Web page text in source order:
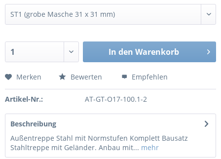
In den Warenkorb
Merken Bewerten Empfehlen
Artikel-Nr.: AT-GT-O17-100.1-2
Beschreibung
Außentreppe Stahl mit Normstufen Komplett Bausatz
Stahltreppe mit Geländer. Anbau mit... mehr